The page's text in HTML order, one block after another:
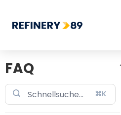
FAQ
⌘K